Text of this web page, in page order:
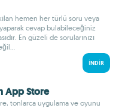
hemen her türlü soru veya
cevap bulabileceğiniz
En güzeli de sorularınızı
İNDIR
App Store
tonlarca uygulama ve oyunu